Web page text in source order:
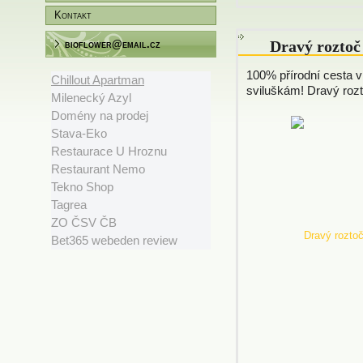
Kontakt
bioflower@email.cz
Chillout Apartman
Milenecký Azyl
Domény na prodej
Stava-Eko
Restaurace U Hroznu
Restaurant Nemo
Tekno Shop
Tagrea
ZO ČSV ČB
Bet365 webeden review
Dravý
100% přírodní cesta
sviluškám! Dravý